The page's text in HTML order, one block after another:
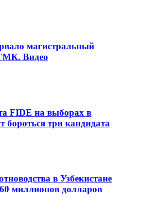
магистральный
Видео
FIDE на выборах в
бороться три кандидата
в Узбекистане
миллионов долларов